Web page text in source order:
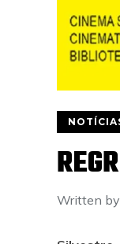
Written by